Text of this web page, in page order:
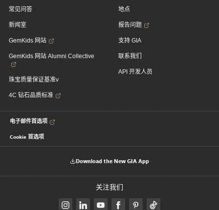
常见问答
新闻室
GemKids 网站
GemKids 网站 Alumni Collective
珠宝质量保证基准v
4C 钻石品质标准
地点
报告问题
支持 GIA
联系我们
API 开发人员
电子邮件首选项
Cookie 首选项
Download the New GIA App
关注我们